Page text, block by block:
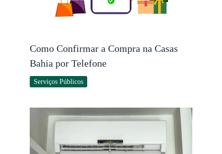
Como Confirmar a Compra na Casas
Bahia por Telefone
Serviços Públicos